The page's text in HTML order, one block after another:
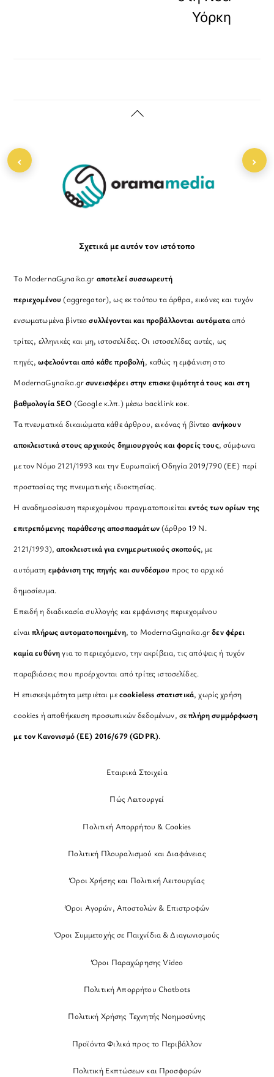
Υόρκη
Back
Σχετικά με αυτόν τον ιστότοπο
Το ModernaGynaika.gr αποτελεί συσσωρευτή
περιεχομένου (aggregator), ως εκ τούτου τα άρθρα, εικόνες και τυχόν
ενσωματωμένα βίντεοσυλλέγονται και προβάλλονται αυτόματααπό
τρίτες, ελληνικές και μη, ιστοσελίδες. Οι ιστοσελίδες αυτές, ως
πηγές,ωφελούνται από κάθε προβολή, καθώς η εμφάνιση στο
ModernaGynaika.grσυνεισφέρει στην επισκεψιμότητά τους και στη
βαθμολογία SEO (Google κ.λπ.) μέσω backlink κοκ.
Τα πνευματικά δικαιώματα κάθε άρθρου, εικόνας ή βίντεο ανήκουν
αποκλειστικά στους αρχικούς δημιουργούς και φορείς τους, σύμφωνα
με τον Νόμο 2121/1993 και την Ευρωπαϊκή Οδηγία 2019/790 (ΕΕ) περί
προστασίας της πνευματικής ιδιοκτησίας.
Η αναδημοσίευση περιεχομένου πραγματοποιείταιεντός των ορίων της
επιτρεπόμενης παράθεσης αποσπασμάτων(άρθρο 19 Ν.
2121/1993), αποκλειστικά για ενημερωτικούς σκοπούς, με
αυτόματη εμφάνιση της πηγής και συνδέσμου προς το αρχικό
δημοσίευμα.
Επειδή η διαδικασία συλλογής και εμφάνισης περιεχομένου
είναιπλήρως αυτοματοποιημένη, το ModernaGynaika.grδεν φέρει
καμία ευθύνηγια το περιεχόμενο, την ακρίβεια, τις απόψεις ή τυχόν
παραβιάσεις που προέρχονται από τρίτες ιστοσελίδες.
Η επισκεψιμότητα μετριέται μεcookieless στατιστικά, χωρίς χρήση
cookies ή αποθήκευση προσωπικών δεδομένων, σεπλήρη συμμόρφωση
με τον Κανονισμό (ΕΕ) 2016/679 (GDPR).
Εταιρικά Στοιχεία
Πώς Λειτουργεί
Πολιτική Απορρήτου & Cookies
Πολιτική Πλουραλισμού και Διαφάνειας
Όροι Χρήσης και Πολιτική Λειτουργίας
Όροι Αγορών, Αποστολών & Επιστροφών
Όροι Συμμετοχής σε Παιχνίδια & Διαγωνισμούς
Όροι Παραχώρησης Video
Πολιτική Απορρήτου Chatbots
Πολιτική Χρήσης Τεχνητής Νοημοσύνης
Προϊόντα Φιλικά προς το Περιβάλλον
Πολιτική Εκπτώσεων και Προσφορών
‹ ›